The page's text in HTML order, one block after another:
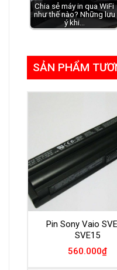
Chia sẻ máy in qua WiFi
như thế nào? Những lưu
ý khi…
SẢN PHẨM
Pin Sony Vaio
SVE15
560.000₫